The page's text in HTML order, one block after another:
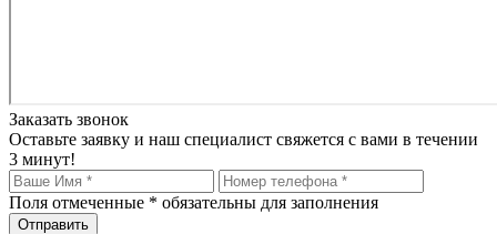
Заказать звонок
Оставьте заявку и наш специалист свяжется с вами в течении
3 минут!
Поля отмеченные * обязательны для заполнения